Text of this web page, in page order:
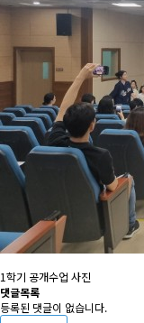
1학기 공개수업 사진
댓글목록
등록된 댓글이 없습니다.